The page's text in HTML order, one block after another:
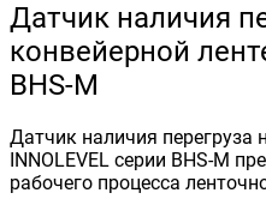
Датчик наличия
конвейерной
BHS-M
Датчик наличия перегруза
INNOLEVEL серии BHS-M
рабочего процесса